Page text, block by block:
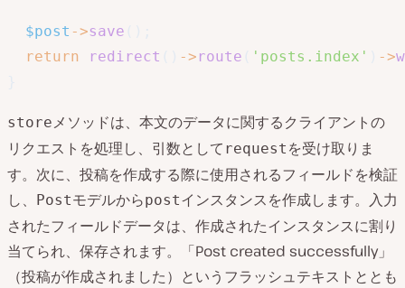
$post ->save
return
redirect -> route 'posts.index' ->
storeメソッドは、本文のデータに関するクライアントの
リクエストを処理し、引数として request を受け取りま
す。次に、投稿を作成する際に使用されるフィールドを検証
し、
Postモデルからpostインスタンスを作成します。入力
されたフィールドデータは、作成されたインスタンスに割り
当てられ、保存されます。「Post created successfully」
（投稿が作成されました）というフラッシュテキストととも